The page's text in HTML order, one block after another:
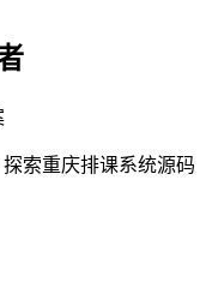
索重庆排课系统源码